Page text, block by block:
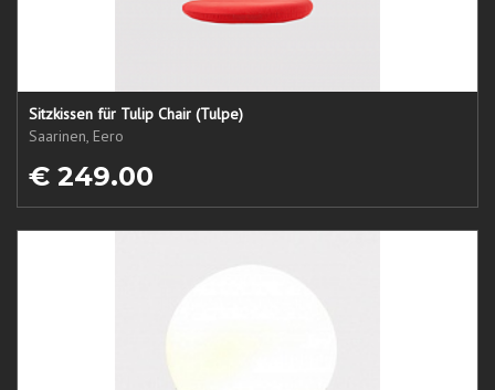
Sitzkissen für Tulip Chair (Tulpe)
Saarinen, Eero
€ 249.00